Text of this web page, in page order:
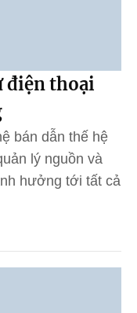
điện thoại
bán dẫn thế hệ
lý nguồn và
hưởng tới tất cả